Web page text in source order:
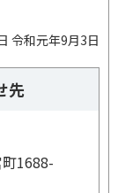
令和元年9月3日
先
1688-